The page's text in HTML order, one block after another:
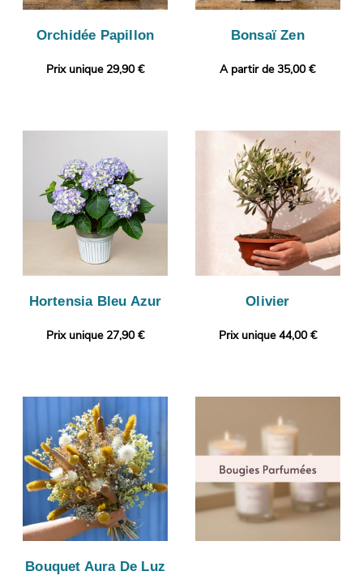
Orchidée Papillon
Prix unique 29,90 €
Bonsaï Zen
A partir de 35,00 €
Hortensia Bleu Azur
Prix unique 27,90 €
Olivier
Prix unique 44,00 €
Bouquet Aura De Luz